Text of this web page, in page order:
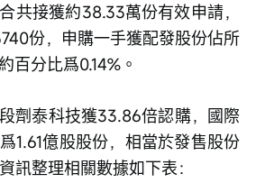
共接獲約38.33萬份有效申請，
份，申購一手獲配發股份佔所
百分比爲0.14%。
劑泰科技獲33.86倍認購，國際
1.61億股股份，相當於發售股份
訊整理相關數據如下表：